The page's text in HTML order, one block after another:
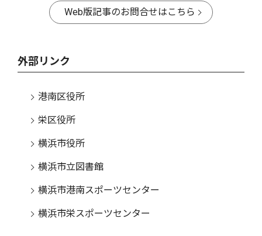
Web版記事のお問合せはこちら
外部リンク
港南区役所
栄区役所
横浜市役所
横浜市立図書館
横浜市港南スポーツセンター
横浜市栄スポーツセンター